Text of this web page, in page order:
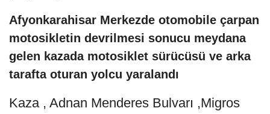
Afyonkarahisar Merkezde otomobile çarpan
motosikletin devrilmesi sonucu meydana
gelen kazada motosiklet sürücüsü ve arka
tarafta oturan yolcu yaralandı
Kaza , Adnan Menderes Bulvarı ,Migros